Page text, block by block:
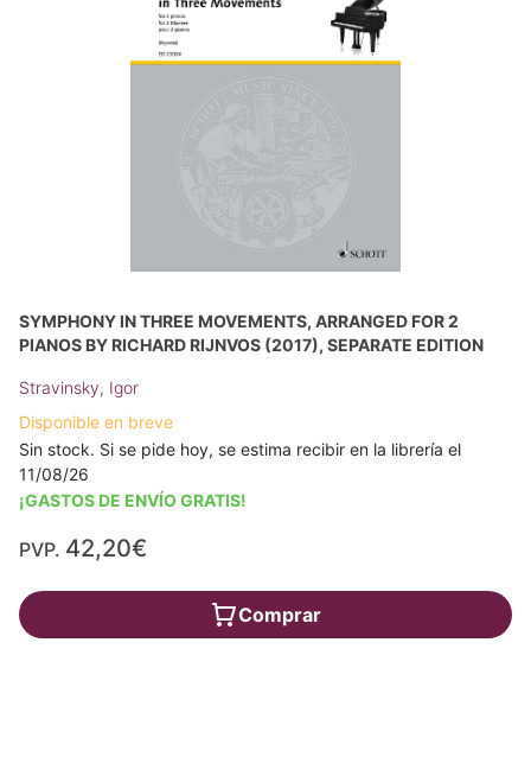
SYMPHONY IN THREE MOVEMENTS, ARRANGED FOR 2
PIANOS BY RICHARD RIJNVOS (2017), SEPARATE EDITION
Stravinsky, Igor
Disponible en breve
Sin stock. Si se pide hoy, se estima recibir en la librería el
11/08/26
¡GASTOS DE ENVÍO GRATIS!
PVP. 42,20€
Comprar